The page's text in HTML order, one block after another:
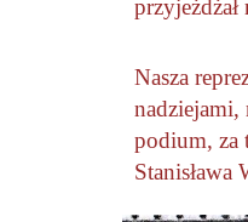
Nasza
nadziejami,
podium, za
Stanisława